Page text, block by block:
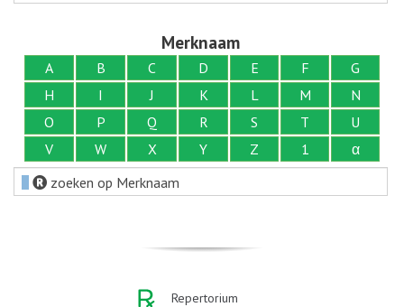
Merknaam
A B C D E F
G
H
I J K L M
N
O
P Q R S T
U
V
W X Y Z 1
α
zoeken op Merknaam
Repertorium